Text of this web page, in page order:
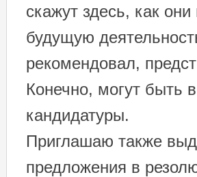
скажут здесь, как
будущую
рекомендовал,
Конечно, могут быть
кандидатуры.
Приглашаю также
предложения в